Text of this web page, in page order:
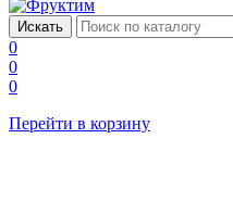
0
0
0
Перейти в корзину